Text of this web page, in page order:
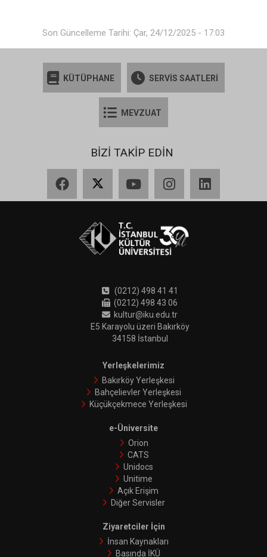
Son Güncelleme Tarihi: Çar, 24/12/2025 - 17:03
KÜTÜPHANE SERVİS SAATLERİ
MEVZUAT
BİZİ TAKİP EDİN
(0212) 498 41 41
(0212) 498 43 06
kultur@iku.edu.tr
E5 Karayolu üzeri Bakırköy
34158 İstanbul
Yerleşkelerimiz
Bakırköy Yerleşkesi
Bahçelievler Yerleşkesi
Küçükçekmece Yerleşkesi
e-Üniversite
Orion
CATS
Unidocs
Unitime
Açık Erişim
Diğer Servisler
Ziyaretciler İçin
İnsan Kaynakları
Basında İKÜ